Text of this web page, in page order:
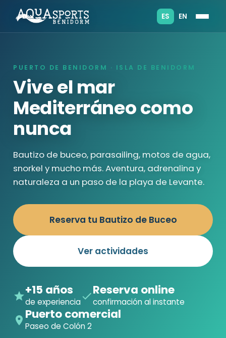
ES EN
PUERTO DE BENIDORM · ISLA DE BENIDORM
Vive el mar
Mediterráneo como
nunca
Bautizo de buceo, parasailing, motos de agua,
snorkel y mucho más. Aventura, adrenalina y
naturaleza a un paso de la playa de Levante.
Reserva tu Bautizo de Buceo
Ver actividades
+15 años
de experiencia
Reserva online
confirmación al instante
Puerto comercial
Paseo de Colón 2